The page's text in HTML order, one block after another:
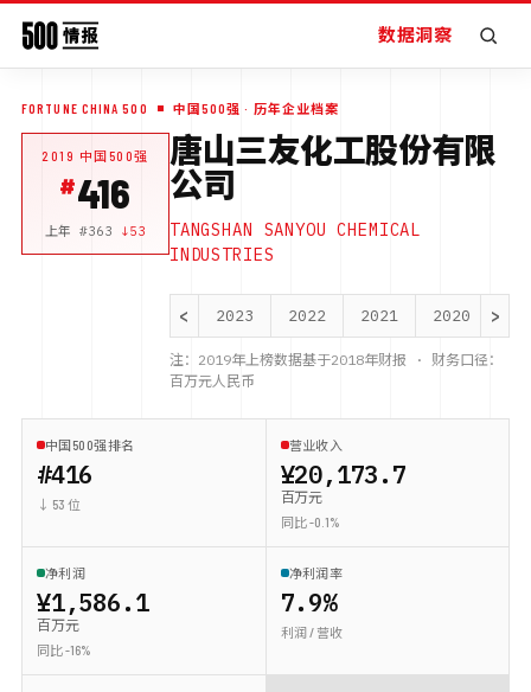
数据洞察
FORTUNE CHINA 500 中国500强 · 历年企业档案
2019 中国500强
416
上年 #363 ↓53
唐山三友化工股份有限
公司
TANGSHAN SANYOU CHEMICAL
INDUSTRIES
< 2023 2022 2021 2020 >
注： 2019年上榜数据基于2018年财报 · 财务口径：
百万元人民币
中国500强排名
#416
↓ 53 位
营业收入
¥20,173.7
百万元
同比 -0.1%
净利润
¥1,586.1
百万元
同比 -16%
净利润率
7.9%
利润 / 营收